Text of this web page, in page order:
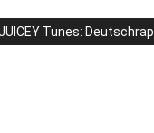
Tunes: Deutschrap